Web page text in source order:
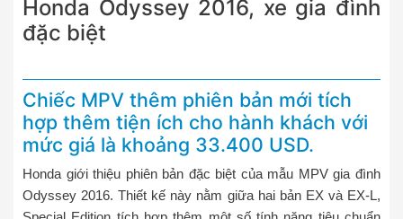
Honda Odyssey 2016, xe gia đình
đặc biệt
Chiếc MPV thêm phiên bản mới tích
hợp thêm tiện ích cho hành khách với
mức giá là khoảng 33.400 USD.
Honda giới thiệu phiên bản đặc biệt của mẫu MPV gia đình
Odyssey 2016. Thiết kế này nằm giữa hai bản EX và EX-L,